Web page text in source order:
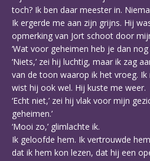
toch? Ik ben daar meester in.
Ik ergerde me aan zijn grijns. Hij
opmerking van Jort schoot door
‘Wat voor geheimen heb je dan
‘Niets,’ zei hij luchtig, maar ik zag
van de toon waarop ik het vroeg.
wist hij ook wel. Hij kuste me weer.
‘Echt niet,’ zei hij vlak voor mijn
geheimen.’
‘Mooi zo,’ glimlachte ik.
Ik geloofde hem. Ik vertrouwde
dat ik hem kon lezen, dat hij een